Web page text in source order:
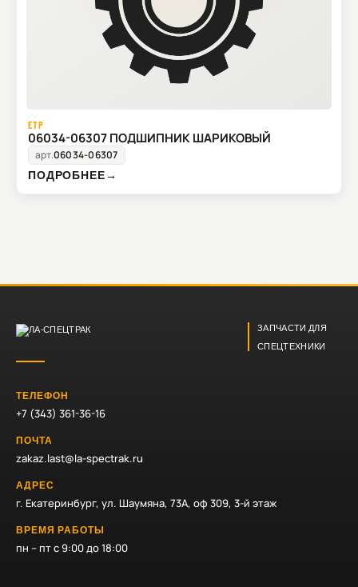
ETP
06034-06307 ПОДШИПНИК ШАРИКОВЫЙ
арт.06034-06307
ПОДРОБНЕЕ→
ЗАПЧАСТИ ДЛЯ
СПЕЦТЕХНИКИ
ТЕЛЕФОН
+7 (343) 361-36-16
ПОЧТА
zakaz.last@la-spectrak.ru
АДРЕС
г. Екатеринбург, ул. Шаумяна, 73А, оф 309, 3-й этаж
ВРЕМЯ РАБОТЫ
пн – пт с 9:00 до 18:00